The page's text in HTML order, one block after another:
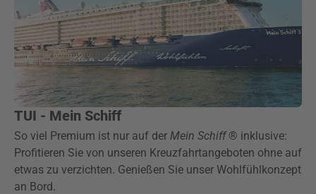
TUI - Mein Schiff
So viel Premium ist nur auf der Mein Schiff® inklusive:
Profitieren Sie von unseren Kreuzfahrtangeboten ohne auf
etwas zu verzichten. Genießen Sie unser Wohlfühlkonzept
an Bord.